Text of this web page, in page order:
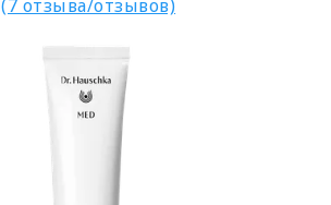
(7 отзыва/отзывов)